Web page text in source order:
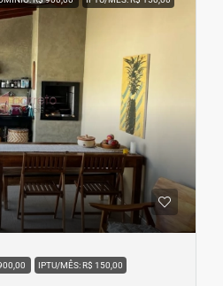
IPTU/MÊS: R$ 150,00